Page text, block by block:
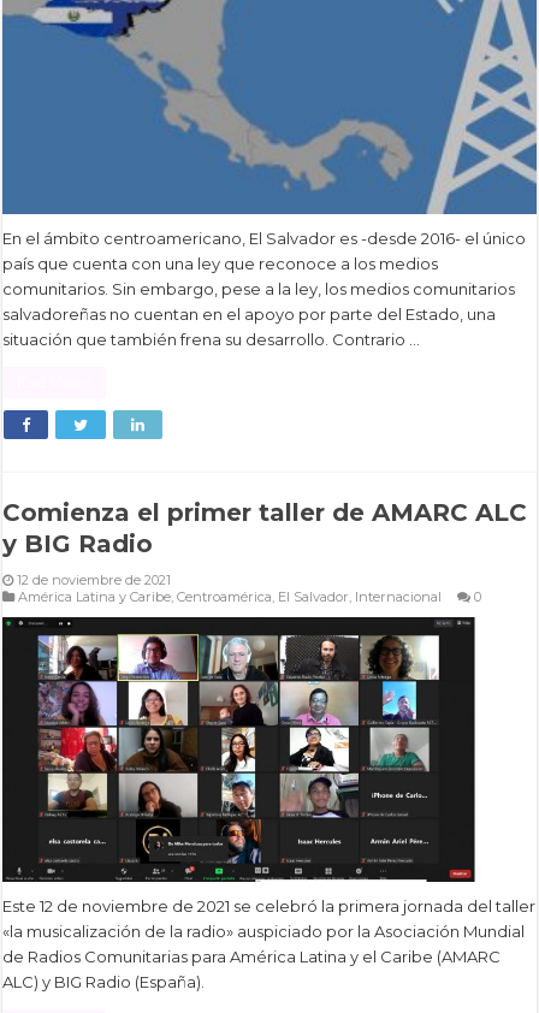
En el ámbito centroamericano, El Salvador es -desde 2016- el único
país que cuenta con una ley que reconoce a los medios
comunitarios. Sin embargo, pese a la ley, los medios comunitarios
salvadoreñas no cuentan en el apoyo por parte del Estado, una
situación que también frena su desarrollo. Contrario …
Comienza el primer taller de AMARC ALC
y BIG Radio
12 de noviembre de 2021
América Latina y Caribe,Centroamérica, El Salvador, Internacional 0
Este 12 de noviembre de 2021 se celebró la primera jornada del taller
«la musicalización de la radio» auspiciado por la Asociación Mundial
de Radios Comunitarias para América Latina y el Caribe (AMARC
ALC) y BIG Radio (España).